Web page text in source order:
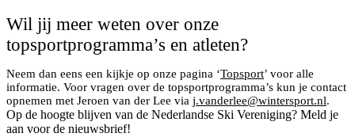
Wil jij meer weten over onze
topsportprogramma’s en atleten?
Neem dan eens een kijkje op onze pagina ‘Topsport’ voor alle
informatie. Voor vragen over de topsportprogramma’s kun je contact
opnemen met Jeroen van der Lee via j.vanderlee@wintersport.nl.
Op de hoogte blijven van de Nederlandse Ski Vereniging? Meld je
aan voor de nieuwsbrief!